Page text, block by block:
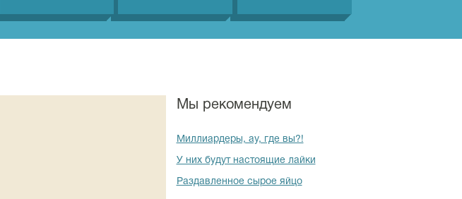
Мы рекомендуем
Миллиардеры, ау, где вы?!
У них будут настоящие лайки
Раздавленное сырое яйцо